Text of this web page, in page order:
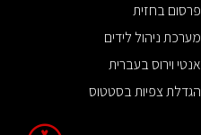
פרסום בחזית
מערכת ניהול לידים
אנטי וירוס בעברית
הגדלת צפיות בסטטוס